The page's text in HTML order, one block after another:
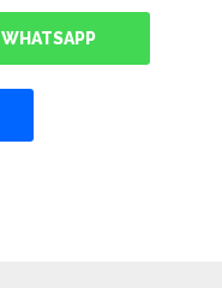
WHATSAPP